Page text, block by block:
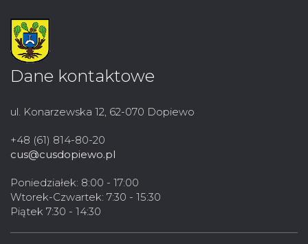
Dane kontaktowe
ul. Konarzewska 12, 62-070 Dopiewo
+48 (61) 814-80-20
cus@cusdopiewo.pl
Poniedziałek: 8:00 - 17:00
Wtorek-Czwartek: 7:30 - 15:30
Piątek 7:30 - 14:30